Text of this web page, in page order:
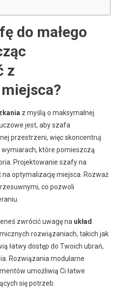
do małego
z
z myślą o maksymalnej
jest, aby szafa
przestrzeni, więc skoncentruj
które pomieszczą
Projektowanie szafy na
optymalizację miejsca. Rozważ
co pozwoli
zwrócić uwagę na układ
rozwiązaniach, takich jak
łatwy dostęp do Twoich ubrań,
Rozwiązania modularne
umożliwią Ci łatwe
się potrzeb.